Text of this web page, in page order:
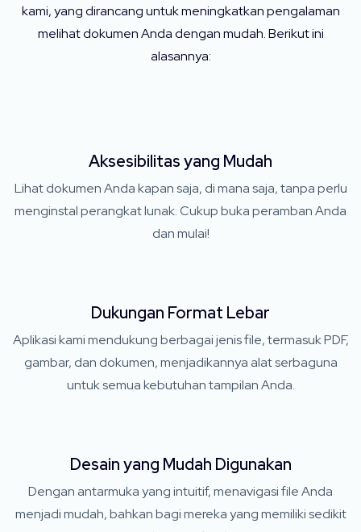
kami, yang dirancang untuk meningkatkan pengalaman
melihat dokumen Anda dengan mudah. ​​Berikut ini
alasannya:
Aksesibilitas yang Mudah
Lihat dokumen Anda kapan saja, di mana saja, tanpa perlu
menginstal perangkat lunak. Cukup buka peramban Anda
dan mulai!
Dukungan Format Lebar
Aplikasi kami mendukung berbagai jenis file, termasuk PDF,
gambar, dan dokumen, menjadikannya alat serbaguna
untuk semua kebutuhan tampilan Anda.
Desain yang Mudah Digunakan
Dengan antarmuka yang intuitif, menavigasi file Anda
menjadi mudah, bahkan bagi mereka yang memiliki sedikit